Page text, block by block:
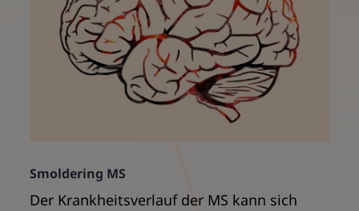
Smoldering MS
Der Krankheitsverlauf der MS kann sich